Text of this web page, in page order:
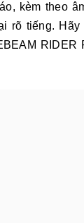
kèm theo
rõ tiếng. Hãy
RIDER